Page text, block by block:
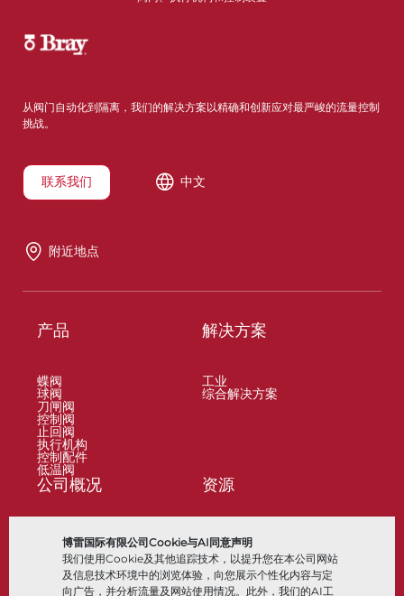
博雷国际有限公司Cookie与AI同意声明
我们使用Cookie及其他追踪技术，以提升您在本公司网站
及信息技术环境中的浏览体验，向您展示个性化内容与定
向广告，并分析流量及网站使用情况。此外，我们的AI工
从阀门自动化到隔离，我们的解决方案以精确和创新应对最严峻的流量控制
挑战。
联系我们 中文
附近地点
产品
蝶阀
球阀
刀闸阀
控制阀
止回阀
执行机构
控制配件
低温阀
解决方案
工业
综合解决方案
公司概况
合作伙伴
可持续性
客户门户
资源
文档
知识中心
软件
材料选择